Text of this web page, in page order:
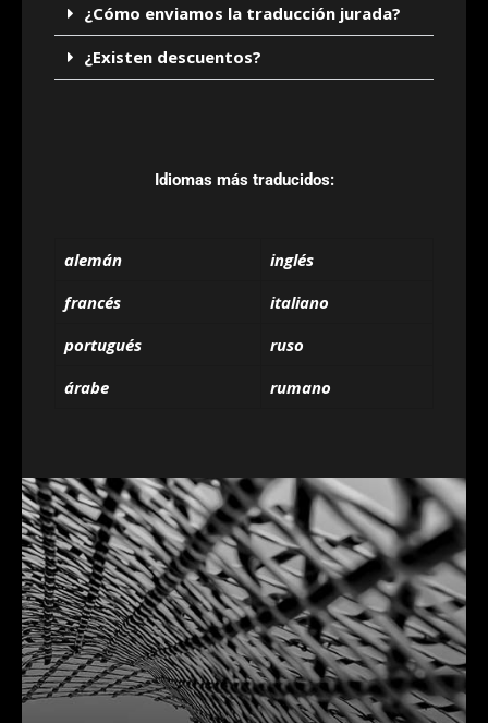
¿Cómo enviamos la traducción jurada?
¿Existen descuentos?
Idiomas más traducidos:
alemán
inglés
francés
italiano
portugués
ruso
árabe
rumano